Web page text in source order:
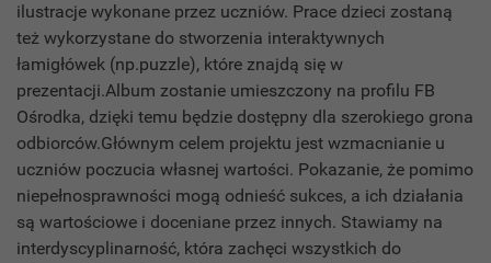
ilustracje wykonane przez uczniów. Prace dzieci zostaną
też wykorzystane do stworzenia interaktywnych
łamigłówek (np.puzzle), które znajdą się w
prezentacji.Album zostanie umieszczony na profilu FB
Ośrodka, dzięki temu będzie dostępny dla szerokiego grona
odbiorców.Głównym celem projektu jest wzmacnianie u
uczniów poczucia własnej wartości. Pokazanie, że pomimo
niepełnosprawności mogą odnieść sukces, a ich działania
są wartościowe i doceniane przez innych. Stawiamy na
interdyscyplinarność, która zachęci wszystkich do